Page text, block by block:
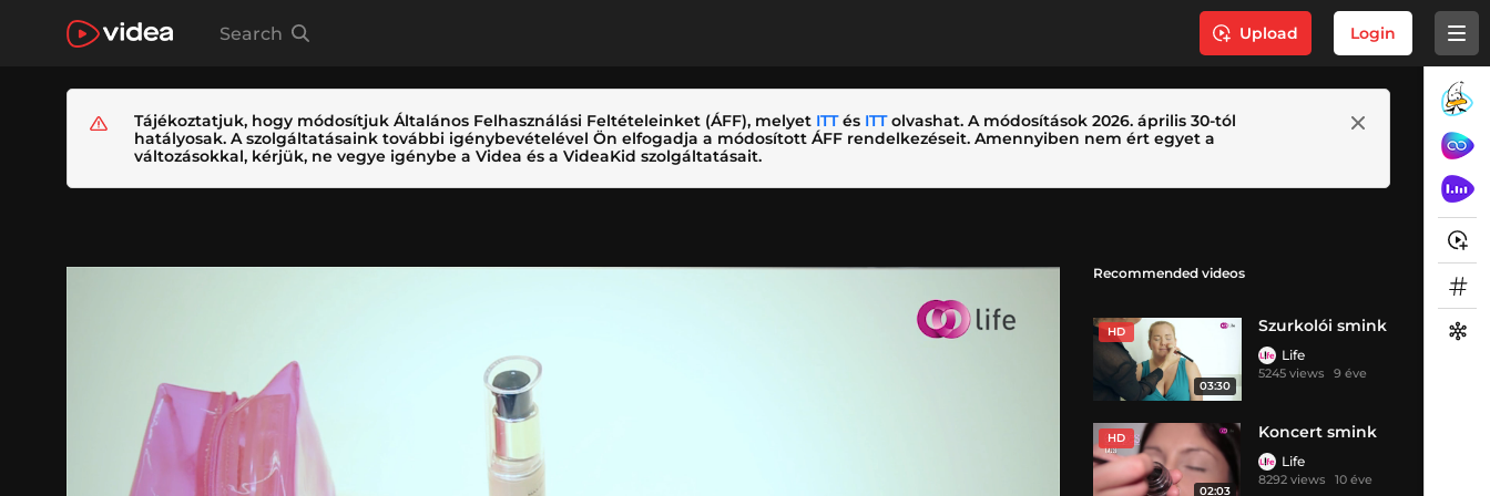
Search Upload Login
Tájékoztatjuk, hogy módosítjuk Általános Felhasználási Feltételeinket (ÁFF), melyet ITTés ITTolvashat. A módosítások 2026. április 30-tól
hatályosak. A szolgáltatásaink további igénybevételével Ön elfogadja a módosított ÁFF rendelkezéseit. Amennyiben nem ért egyet a
változásokkal, kérjük, ne vegye igénybe a Videa és a VideaKid szolgáltatásait.
Recommended videos
HD
03:30
Szurkolói smink
Life
5245 views 9 éve
HD
02:03
Koncert smink
Life
8292 views 10 éve